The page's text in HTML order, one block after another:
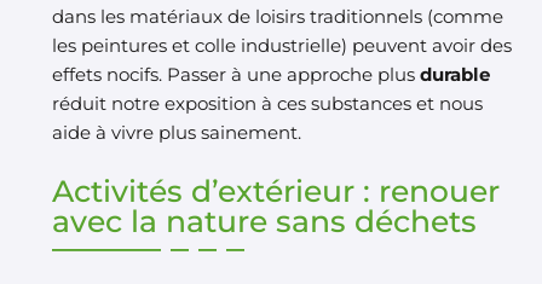
dans les matériaux de loisirs traditionnels (comme
les peintures et colle industrielle) peuvent avoir des
effets nocifs. Passer à une approche plus durable
réduit notre exposition à ces substances et nous
aide à vivre plus sainement.
Activités d’extérieur : renouer
avec la nature sans déchets